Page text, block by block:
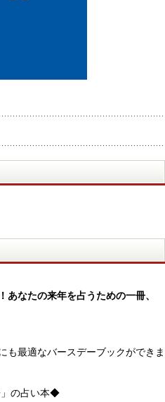
あなたの来年を占うための一冊、
も最適なバースデーブックができま
の占い本◆